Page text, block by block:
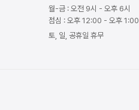
월-금 : 오전 9시 - 오후 6시
점심 : 오후 12:00 - 오후 1:00
토, 일, 공휴일 휴무